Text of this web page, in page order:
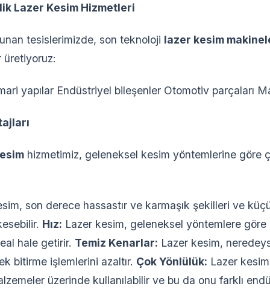
Lazer Kesim Hizmetleri
tesislerimizde, son teknoloji lazer kesim
üretiyoruz:
yapılar Endüstriyel bileşenler Otomotiv parçaları
hizmetimiz, geleneksel kesim yöntemlerine göre
son derece hassastır ve karmaşık şekilleri ve
Hız: Lazer kesim, geleneksel yöntemlere göre
hale getirir. Temiz Kenarlar: Lazer kesim,
bitirme işlemlerini azaltır. Çok Yönlülük: Lazer
üzerinde kullanılabilir ve bu da onu farklı